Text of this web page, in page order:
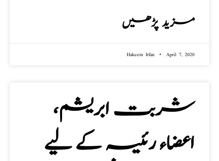
مزید پڑھیں
Hakeem Irfan April 7, 2020
شربت ابریشم،
اعضاء رئیسہ کے لیے